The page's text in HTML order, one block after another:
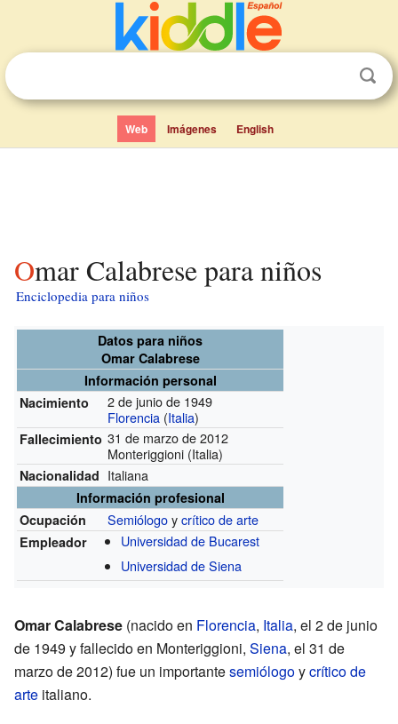
Web Imágenes English
Omar Calabrese para niños
Enciclopedia para niños
Datos para niños
Omar Calabrese
Información personal
Nacimiento
2 de junio de 1949
Florencia (Italia)
Fallecimiento 31 de marzo de 2012
Monteriggioni (Italia)
Nacionalidad Italiana
Información profesional
Ocupación
Semiólogoycrítico de arte
Empleador
Universidad de Bucarest
Universidad de Siena
Omar Calabrese (nacido en Florencia, Italia, el 2 de junio
de 1949 y fallecido en Monteriggioni, Siena, el 31 de
marzo de 2012) fue un importantesemiólogoycrítico de
arte italiano.